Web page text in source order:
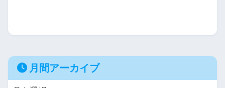
月間アーカイブ